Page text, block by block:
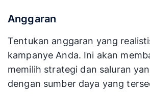
Anggaran
Tentukan anggaran yang
kampanye Anda. Ini akan
memilih strategi dan saluran
dengan sumber daya yang